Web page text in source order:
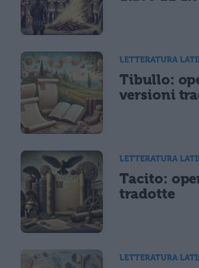
LETTERATURA
Tibullo:
versioni
LETTERATURA
Tacito:
tradotte
LETTERATURA